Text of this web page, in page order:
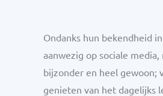
Ondanks hun bekendheid
aanwezig op sociale
bijzonder en heel gewoon;
genieten van het dagelijks